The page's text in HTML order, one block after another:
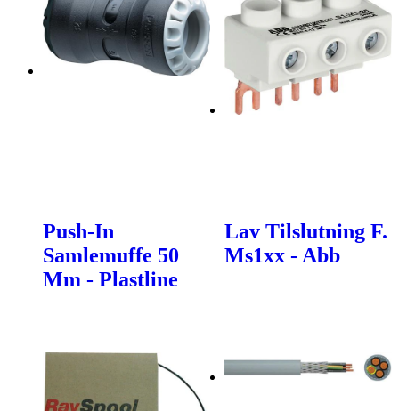
Push-In
Samlemuffe 50
Mm - Plastline
Lav Tilslutning F.
Ms1xx - Abb